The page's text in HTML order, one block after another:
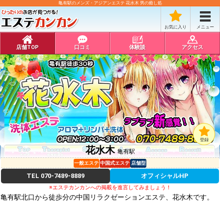
亀有駅のメンズ・アジアンエステ 花水木 男の癒し処
お気に入り メニュー
店舗TOP 口コミ 体験談 アクセス
花水木亀有駅
登録
一般エステ 中国式エステ 店舗型
TEL 070-7489-8889 オフィシャルHP
※エステカンカンへの掲載を進言してみましょう！
亀有駅北口から徒歩分の中国リラクゼーションエステ、花水木です。